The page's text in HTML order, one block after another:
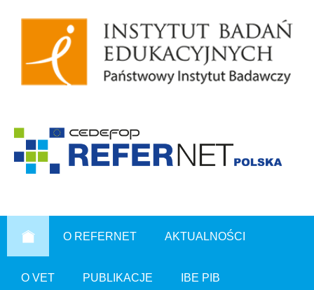
O REFERNET AKTUALNOŚCI
O VET PUBLIKACJE IBE PIB